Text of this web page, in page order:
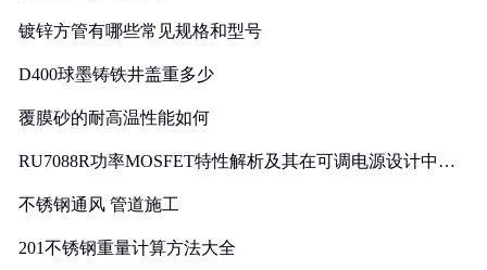
镀锌方管有哪些常见规格和型号
D400球墨铸铁井盖重多少
覆膜砂的耐高温性能如何
RU7088R功率MOSFET特性解析及其在可调电源设计中的
不锈钢通风 管道施工
201不锈钢重量计算方法大全